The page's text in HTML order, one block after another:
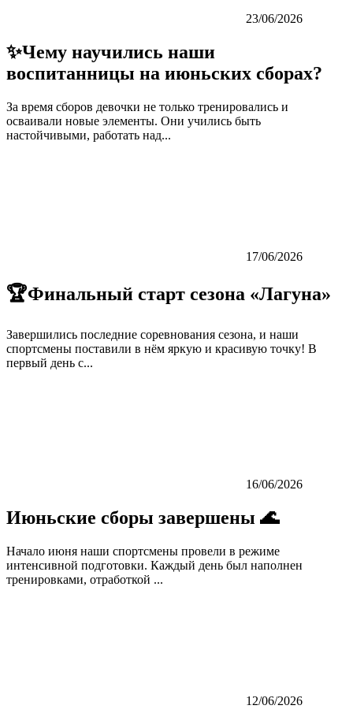
23/06/2026
✨Чему научились наши
воспитанницы на июньских сборах?
За время сборов девочки не только тренировались и
осваивали новые элементы. Они учились быть
настойчивыми, работать над...
17/06/2026
🏆Финальный старт сезона «Лагуна»
Завершились последние соревнования сезона, и наши
спортсмены поставили в нём яркую и красивую точку! В
первый день с...
16/06/2026
Июньские сборы завершены 🌊
Начало июня наши спортсмены провели в режиме
интенсивной подготовки. Каждый день был наполнен
тренировками, отработкой ...
12/06/2026